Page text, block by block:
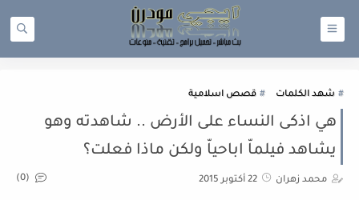
شهد الكلمات قصص اسلامية
هي اذكى النساء على الأرض .. شاهدته وهو
يشاهد فيلماّ اباحياّ ولكن ماذا فعلت؟
محمد زهران 22 أكتوبر 2015 (0)